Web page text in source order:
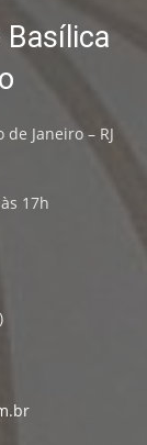
Janeiro – RJ
17h